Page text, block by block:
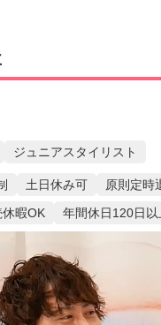
ジュニアスタイリスト
土日休み可 原則定時
暇OK
年間休日120日以